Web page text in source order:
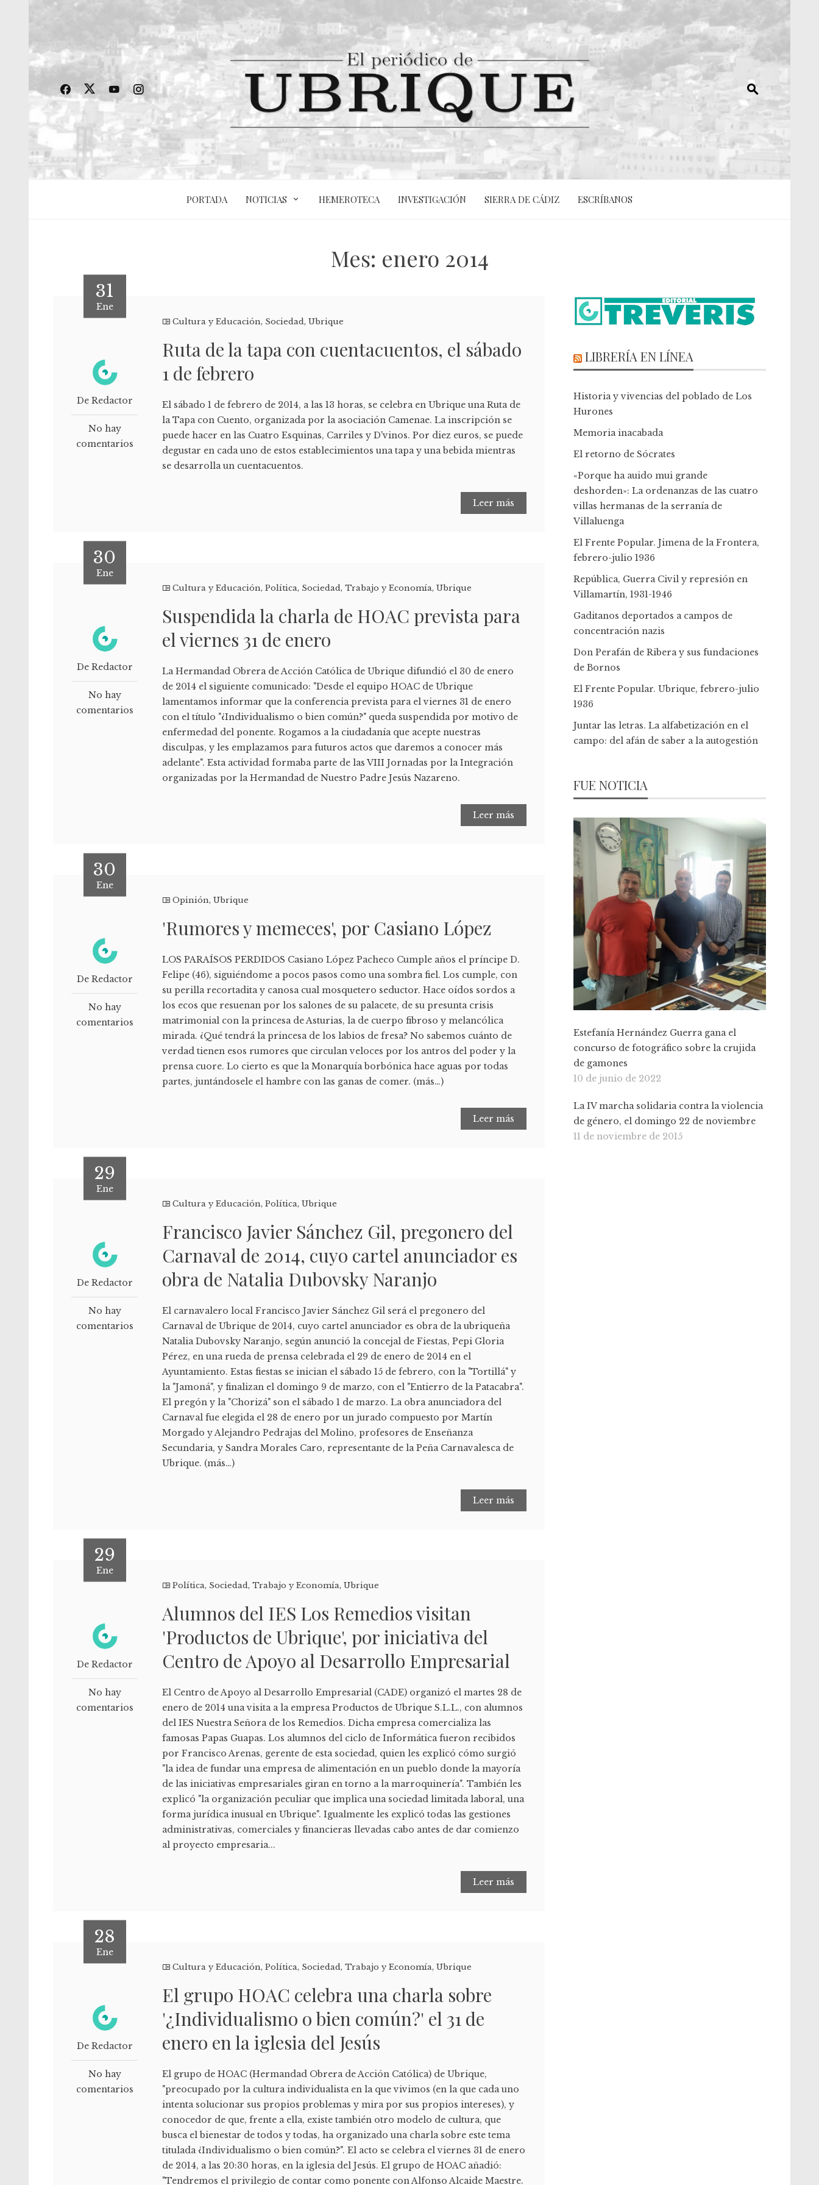
PORTADA NOTICIAS HEMEROTECA INVESTIGACIÓN SIERRA DE CÁDIZ ESCRÍBANOS
Mes: enero 2014
31
Ene
De Redactor
No hay
comentarios
Cultura y Educación, Sociedad,Ubrique
Ruta de la tapa con cuentacuentos, el sábado
1 de febrero
El sábado 1 de febrero de 2014, a las 13 horas, se celebra en Ubrique una Ruta de
la Tapa con Cuento, organizada por la asociación Camenae. La inscripción se
puede hacer en las Cuatro Esquinas, Carriles y D'vinos. Por diez euros, se puede
degustar en cada uno de estos establecimientos una tapa y una bebida mientras
se desarrolla un cuentacuentos.
Leer más
30
Ene
De Redactor
No hay
comentarios
Cultura y Educación,Política, Sociedad,Trabajo y Economía,Ubrique
Suspendida la charla de HOAC prevista para
el viernes 31 de enero
La Hermandad Obrera de Acción Católica de Ubrique difundió el 30 de enero
de 2014 el siguiente comunicado: "Desde el equipo HOAC de Ubrique
lamentamos informar que la conferencia prevista para el viernes 31 de enero
con el título "¿Individualismo o bien común?" queda suspendida por motivo de
enfermedad del ponente. Rogamos a la ciudadanía que acepte nuestras
disculpas, y les emplazamos para futuros actos que daremos a conocer más
adelante". Esta actividad formaba parte de las VIII Jornadas por la Integración
organizadas por la Hermandad de Nuestro Padre Jesús Nazareno.
Leer más
30
Ene
De Redactor
No hay
comentarios
Opinión,Ubrique
'Rumores y memeces', por Casiano López
LOS PARAÍSOS PERDIDOS Casiano López Pacheco Cumple años el príncipe D.
Felipe (46), siguiéndome a pocos pasos como una sombra fiel. Los cumple, con
su perilla recortadita y canosa cual mosquetero seductor. Hace oídos sordos a
los ecos que resuenan por los salones de su palacete, de su presunta crisis
matrimonial con la princesa de Asturias, la de cuerpo fibroso y melancólica
mirada. ¿Qué tendrá la princesa de los labios de fresa? No sabemos cuánto de
verdad tienen esos rumores que circulan veloces por los antros del poder y la
prensa cuore. Lo cierto es que la Monarquía borbónica hace aguas por todas
partes, juntándosele el hambre con las ganas de comer. (más…)
Leer más
29
Ene
De Redactor
No hay
comentarios
Cultura y Educación,Política,Ubrique
Francisco Javier Sánchez Gil, pregonero del
Carnaval de 2014, cuyo cartel anunciador es
obra de Natalia Dubovsky Naranjo
El carnavalero local Francisco Javier Sánchez Gil será el pregonero del
Carnaval de Ubrique de 2014, cuyo cartel anunciador es obra de la ubriqueña
Natalia Dubovsky Naranjo, según anunció la concejal de Fiestas, Pepi Gloria
Pérez, en una rueda de prensa celebrada el 29 de enero de 2014 en el
Ayuntamiento. Estas fiestas se inician el sábado 15 de febrero, con la "Tortillá" y
la "Jamoná", y finalizan el domingo 9 de marzo, con el "Entierro de la Patacabra".
El pregón y la "Chorizá" son el sábado 1 de marzo. La obra anunciadora del
Carnaval fue elegida el 28 de enero por un jurado compuesto por Martín
Morgado y Alejandro Pedrajas del Molino, profesores de Enseñanza
Secundaria, y Sandra Morales Caro, representante de la Peña Carnavalesca de
Ubrique. (más…)
Leer más
29
Ene
De Redactor
No hay
comentarios
Política, Sociedad,Trabajo y Economía,Ubrique
Alumnos del IES Los Remedios visitan
'Productos de Ubrique', por iniciativa del
Centro de Apoyo al Desarrollo Empresarial
El Centro de Apoyo al Desarrollo Empresarial (CADE) organizó el martes 28 de
enero de 2014 una visita a la empresa Productos de Ubrique S.L.L., con alumnos
del IES Nuestra Señora de los Remedios. Dicha empresa comercializa las
famosas Papas Guapas. Los alumnos del ciclo de Informática fueron recibidos
por Francisco Arenas, gerente de esta sociedad, quien les explicó cómo surgió
"la idea de fundar una empresa de alimentación en un pueblo donde la mayoría
de las iniciativas empresariales giran en torno a la marroquinería". También les
explicó "la organización peculiar que implica una sociedad limitada laboral, una
forma jurídica inusual en Ubrique". Igualmente les explicó todas las gestiones
administrativas, comerciales y financieras llevadas cabo antes de dar comienzo
al proyecto empresaria...
Leer más
28
Ene
De Redactor
No hay
comentarios
Cultura y Educación,Política, Sociedad,Trabajo y Economía,Ubrique
El grupo HOAC celebra una charla sobre
'¿Individualismo o bien común?' el 31 de
enero en la iglesia del Jesús
El grupo de HOAC (Hermandad Obrera de Acción Católica) de Ubrique,
"preocupado por la cultura individualista en la que vivimos (en la que cada uno
intenta solucionar sus propios problemas y mira por sus propios intereses), y
conocedor de que, frente a ella, existe también otro modelo de cultura, que
busca el bienestar de todos y todas, ha organizado una charla sobre este tema
titulada ¿Individualismo o bien común?". El acto se celebra el viernes 31 de enero
de 2014, a las 20:30 horas, en la iglesia del Jesús. El grupo de HOAC añadió:
"Tendremos el privilegio de contar como ponente con Alfonso Alcaide Maestre.
LIBRERÍA EN LÍNEA
Historia y vivencias del poblado de Los
Hurones
Memoria inacabada
El retorno de Sócrates
«Porque ha auido mui grande
deshorden»: La ordenanzas de las cuatro
villas hermanas de la serranía de
Villaluenga
El Frente Popular. Jimena de la Frontera,
febrero-julio 1936
República, Guerra Civil y represión en
Villamartín, 1931-1946
Gaditanos deportados a campos de
concentración nazis
Don Perafán de Ribera y sus fundaciones
de Bornos
El Frente Popular. Ubrique, febrero-julio
1936
Juntar las letras. La alfabetización en el
campo: del afán de saber a la autogestión
FUE NOTICIA
Estefanía Hernández Guerra gana el
concurso de fotográfico sobre la crujida
de gamones
10 de junio de 2022
La IV marcha solidaria contra la violencia
de género, el domingo 22 de noviembre
11 de noviembre de 2015